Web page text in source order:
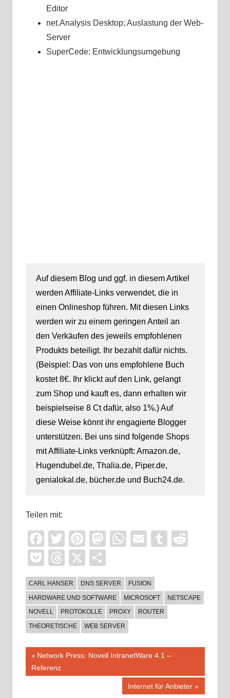
Editor
net.Analysis Desktop; Auslastung der Web-
Server
SuperCede: Entwicklungsumgebung
Auf diesem Blog und ggf. in diesem Artikel
werden Affiliate-Links verwendet, die in
einen Onlineshop führen. Mit diesen Links
werden wir zu einem geringen Anteil an
den Verkäufen des jeweils empfohlenen
Produkts beteiligt. Ihr bezahlt dafür nichts.
(Beispiel: Das von uns empfohlene Buch
kostet 8€. Ihr klickt auf den Link, gelangt
zum Shop und kauft es, dann erhalten wir
beispielseise 8 Ct dafür, also 1%.) Auf
diese Weise könnt ihr engagierte Blogger
unterstützen. Bei uns sind folgende Shops
mit Affiliate-Links verknüpft: Amazon.de,
Hugendubel.de, Thalia.de, Piper.de,
genialokal.de, bücher.de und Buch24.de.
Teilen mit:
Facebook
TwitterPinterest
Mastodon
WhatsApp
EmailTumblr
PocketThreads
X
CARL HANSER DNS SERVER
FUSION
HARDWARE UND SOFTWARE
MICROSOFT
NETSCAPE
NOVELL
PROTOKOLLE PROXY
ROUTER
THEORETISCHE
WEB SERVER
Beitragsnavigation
Vorheriger
Beitrag:
Network Press: Novell IntranetWare 4.1 –
Referenz
Nächster
Internet für Anbieter